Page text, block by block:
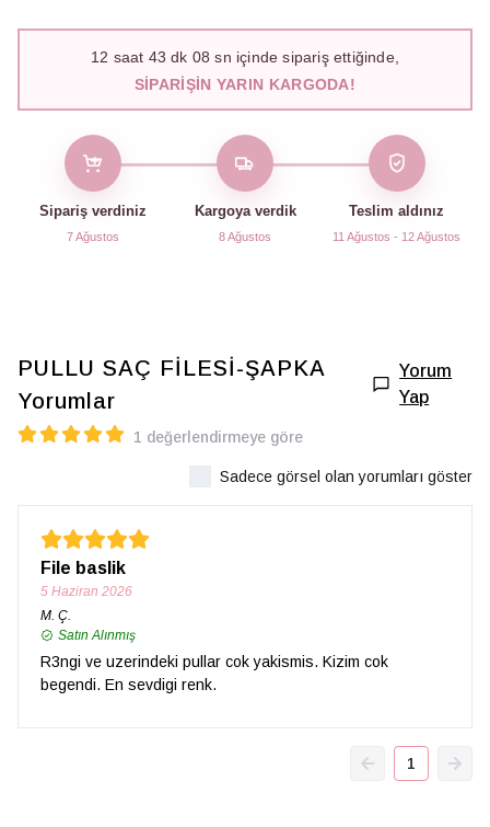
12 saat 43 dk 06 sn içinde sipariş ettiğinde,
SIPARIŞIN YARIN KARGODA!
Sipariş verdiniz
7 Ağustos
Kargoya verdik
8 Ağustos
Teslim aldınız
11 Ağustos - 12 Ağustos
PULLU SAÇ FİLESİ-ŞAPKA
Yorumlar
Yorum
Yap
1 değerlendirmeye göre
Sadece görsel olan yorumları göster
File baslik
5 Haziran 2026
M. Ç.
Satın Alınmış
R3ngi ve uzerindeki pullar cok yakismis. Kizim cok
begendi. En sevdigi renk.
1